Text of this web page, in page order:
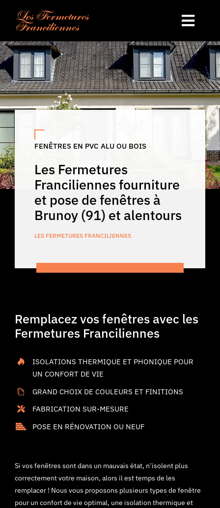
contenu
Accueil
Fenêtres
Volets
Occultation
Portails
Portes de garage
Certifications
FENÊTRES EN PVC ALU OU BOIS
Les Fermetures
Franciliennes fourniture
et pose de fenêtres à
Brunoy (91) et alentours
LES FERMETURES FRANCILIENNES
Remplacez vos fenêtres avec les
Fermetures Franciliennes
ISOLATIONS THERMIQUE ET PHONIQUE POUR
UN CONFORT DE VIE
GRAND CHOIX DE COULEURS ET FINITIONS
FABRICATION SUR-MESURE
POSE EN RÉNOVATION OU NEUF
Si vos fenêtres sont dans un mauvais état, n’isolent plus
correctement votre maison, alors il est temps de les
remplacer ! Nous vous proposons plusieurs types de fenêtre
pour un confort de vie optimal, une isolation thermique et